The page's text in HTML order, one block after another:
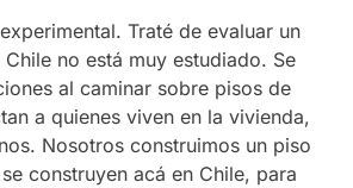
Traté de evaluar un
no está muy estudiado. Se
al caminar sobre pisos de
a quienes viven en la vivienda,
Nosotros construimos un piso
construyen acá en Chile, para